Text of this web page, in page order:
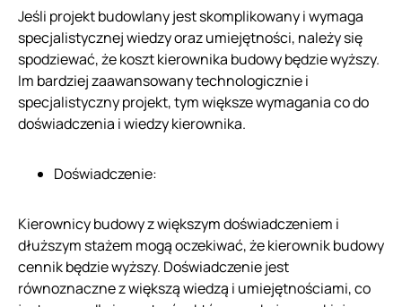
Jeśli projekt budowlany jest skomplikowany i wymaga
specjalistycznej wiedzy oraz umiejętności, należy się
spodziewać, że koszt kierownika budowy będzie wyższy.
Im bardziej zaawansowany technologicznie i
specjalistyczny projekt, tym większe wymagania co do
doświadczenia i wiedzy kierownika.
Doświadczenie:
Kierownicy budowy z większym doświadczeniem i
dłuższym stażem mogą oczekiwać, że kierownik budowy
cennik będzie wyższy. Doświadczenie jest
równoznaczne z większą wiedzą i umiejętnościami, co